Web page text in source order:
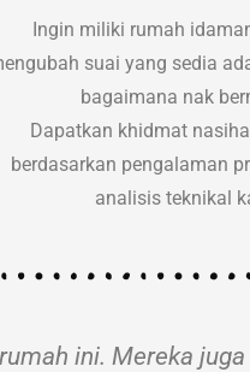
Ingin miliki rumah
suai yang sedia
bagaimana nak
Dapatkan khidmat
berdasarkan pengalaman
analisis teknikal
ini. Mereka